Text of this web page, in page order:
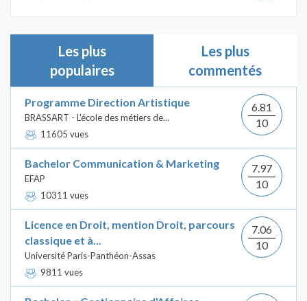
Les plus
populaires
Les plus
commentés
Programme Direction Artistique
BRASSART - L'école des métiers de...
11605 vues
6.81
10
Bachelor Communication & Marketing
EFAP
10311 vues
7.97
10
Licence en Droit, mention Droit, parcours
classique et à...
Université Paris-Panthéon-Assas
9811 vues
7.06
10